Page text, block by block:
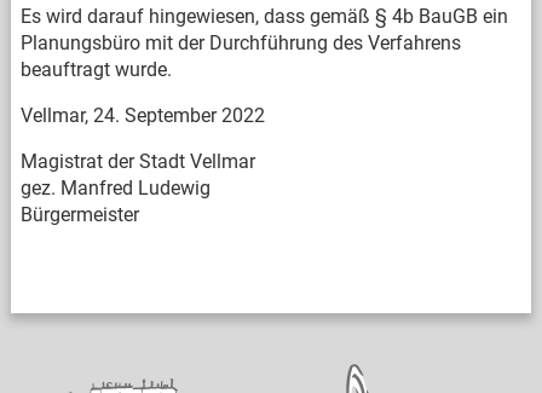
Es wird darauf hingewiesen, dass gemäß § 4b BauGB ein
Planungsbüro mit der Durchführung des Verfahrens
beauftragt wurde.
Vellmar, 24. September 2022
Magistrat der Stadt Vellmar
gez. Manfred Ludewig
Bürgermeister